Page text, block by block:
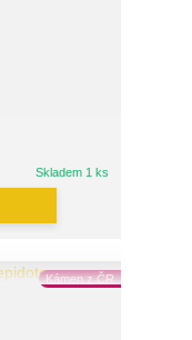
Skladem 1 ks
Kámen z ČR